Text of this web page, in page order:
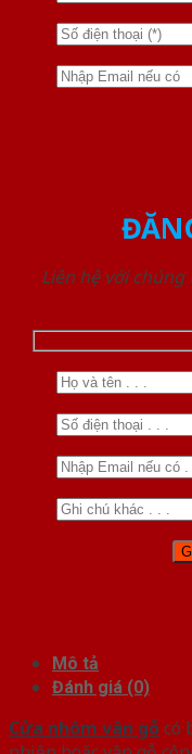
Liên hệ với
Mô tả
Đánh giá (0)
Cửa nhôm vân gỗcó